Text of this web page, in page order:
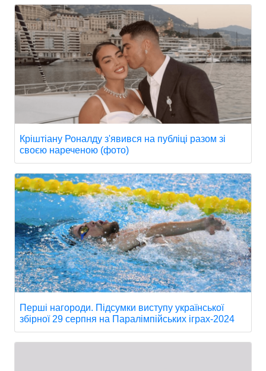
Кріштіану Роналду з'явився на публіці разом зі
своєю нареченою (фото)
Перші нагороди. Підсумки виступу української
збірної 29 серпня на Паралімпійських іграх-2024